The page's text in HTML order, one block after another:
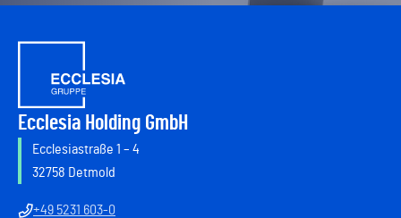
Ecclesia Holding GmbH
Ecclesiastraße 1 – 4
32758 Detmold
+49 5231 603-0